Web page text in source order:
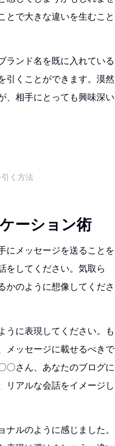
とで大きな違いを生むこと
ランド名を既に入れている
引くことができます。漠然
、相手にとっても興味深い
く方法
ーション術
にメッセージを送ることを
をしてください。気取ら
かのように想像してくださ
うに表現してください。も
メッセージに載せるべきで
〇さん、あなたのブログに
リアルな会話をイメージし
ナルのように感じました。